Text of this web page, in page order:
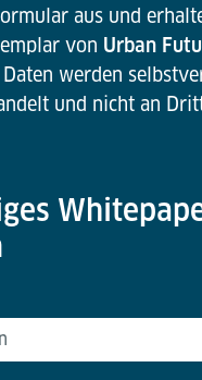
aus und
von Urban
werden
und nicht an